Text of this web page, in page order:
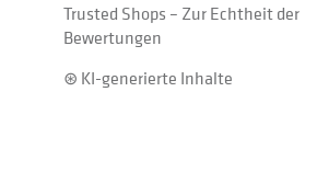
Trusted Shops – Zur Echtheit der
Bewertungen
⊛ KI-generierte Inhalte